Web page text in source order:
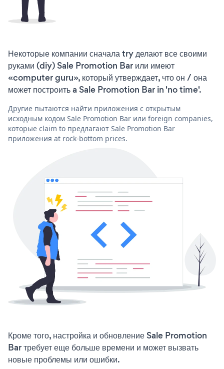
Некоторые компании сначала try делают все своими
руками (diy) Sale Promotion Bar или имеют
«computer guru», который утверждает, что он / она
может построить a Sale Promotion Bar in 'no time'.
Другие пытаются найти приложения с открытым
исходным кодом Sale Promotion Bar или foreign companies,
которые claim to предлагают Sale Promotion Bar
приложения at rock-bottom prices.
Кроме того, настройка и обновление Sale Promotion
Bar требует еще больше времени и может вызвать
новые проблемы или ошибки.